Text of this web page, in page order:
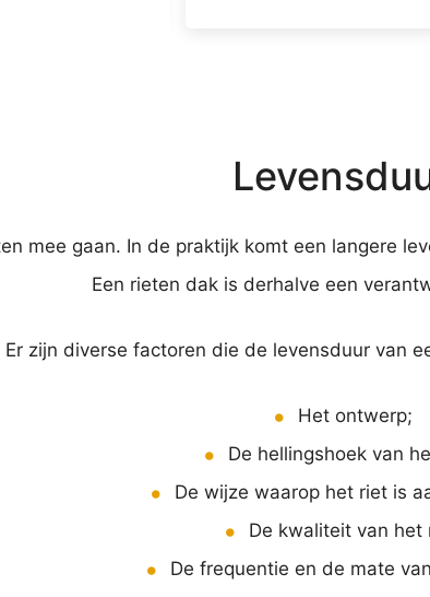
Schut is
mee gaan. In de praktijk komt een langere
Een rieten dak is derhalve een
Er zijn diverse factoren die de levensduur van
Het ontwerp;
De hellingshoek van
De wijze waarop het riet is
De kwaliteit van het
De frequentie en de mate